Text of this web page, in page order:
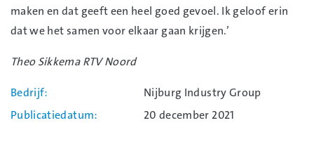
maken en dat geeft een heel goed gevoel. Ik geloof erin
dat we het samen voor elkaar gaan krijgen.’
Theo Sikkema RTV Noord
Bedrijf
Nijburg Industry Group
Publicatiedatum
20 december 2021